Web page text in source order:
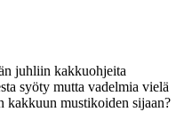
juhliin kakkuohjeita
syöty mutta vadelmia vielä
kakkuun mustikoiden sijaan?